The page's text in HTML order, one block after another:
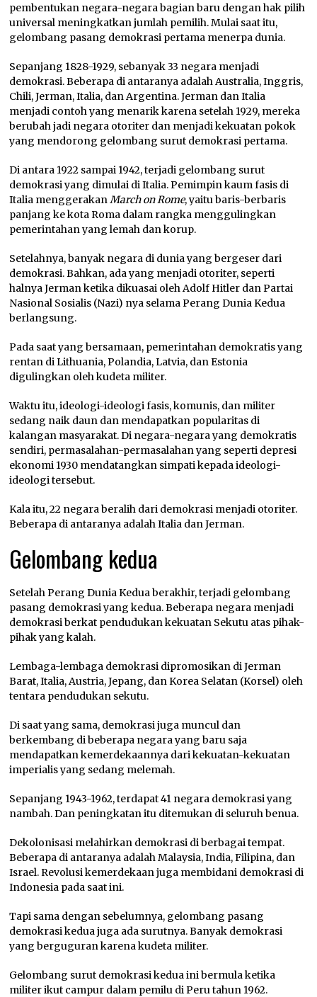
pembentukan negara-negara bagian baru dengan hak pilih
universal meningkatkan jumlah pemilih. Mulai saat itu,
gelombang pasang demokrasi pertama menerpa dunia.
Sepanjang 1828-1929, sebanyak 33 negara menjadi
demokrasi. Beberapa di antaranya adalah Australia, Inggris,
Chili, Jerman, Italia, dan Argentina. Jerman dan Italia
menjadi contoh yang menarik karena setelah 1929, mereka
berubah jadi negara otoriter dan menjadi kekuatan pokok
yang mendorong gelombang surut demokrasi pertama.
Di antara 1922 sampai 1942, terjadi gelombang surut
demokrasi yang dimulai di Italia. Pemimpin kaum fasis di
Italia menggerakanMarch on Rome, yaitu baris-berbaris
panjang ke kota Roma dalam rangka menggulingkan
pemerintahan yang lemah dan korup.
Setelahnya, banyak negara di dunia yang bergeser dari
demokrasi. Bahkan, ada yang menjadi otoriter, seperti
halnya Jerman ketika dikuasai oleh Adolf Hitler dan Partai
Nasional Sosialis (Nazi) nya selama Perang Dunia Kedua
berlangsung.
Pada saat yang bersamaan, pemerintahan demokratis yang
rentan di Lithuania, Polandia, Latvia, dan Estonia
digulingkan oleh kudeta militer.
Waktu itu, ideologi-ideologi fasis, komunis, dan militer
sedang naik daun dan mendapatkan popularitas di
kalangan masyarakat. Di negara-negara yang demokratis
sendiri, permasalahan-permasalahan yang seperti depresi
ekonomi 1930 mendatangkan simpati kepada ideologi-
ideologi tersebut.
Kala itu, 22 negara beralih dari demokrasi menjadi otoriter.
Beberapa di antaranya adalah Italia dan Jerman.
Gelombang kedua
Setelah Perang Dunia Kedua berakhir, terjadi gelombang
pasang demokrasi yang kedua. Beberapa negara menjadi
demokrasi berkat pendudukan kekuatan Sekutu atas pihak-
pihak yang kalah.
Lembaga-lembaga demokrasi dipromosikan di Jerman
Barat, Italia, Austria, Jepang, dan Korea Selatan (Korsel) oleh
tentara pendudukan sekutu.
Di saat yang sama, demokrasi juga muncul dan
berkembang di beberapa negara yang baru saja
mendapatkan kemerdekaannya dari kekuatan-kekuatan
imperialis yang sedang melemah.
Sepanjang 1943-1962, terdapat 41 negara demokrasi yang
nambah. Dan peningkatan itu ditemukan di seluruh benua.
Dekolonisasi melahirkan demokrasi di berbagai tempat.
Beberapa di antaranya adalah Malaysia, India, Filipina, dan
Israel. Revolusi kemerdekaan juga membidani demokrasi di
Indonesia pada saat ini.
Tapi sama dengan sebelumnya, gelombang pasang
demokrasi kedua juga ada surutnya. Banyak demokrasi
yang berguguran karena kudeta militer.
Gelombang surut demokrasi kedua ini bermula ketika
militer ikut campur dalam pemilu di Peru tahun 1962.